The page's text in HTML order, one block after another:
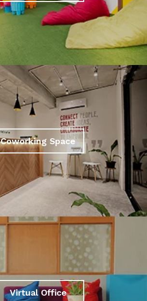
Coworking Space
Virtual Office